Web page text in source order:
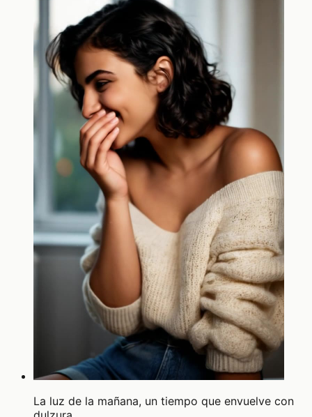
La luz de la mañana, un tiempo que envuelve con